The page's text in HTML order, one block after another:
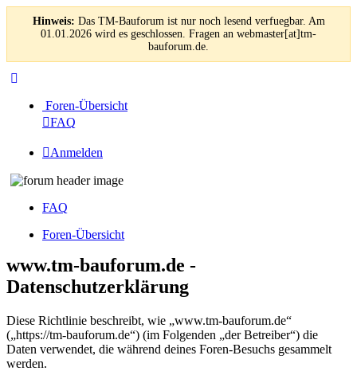
Hinweis: Das TM-Bauforum ist nur noch lesend verfuegbar. Am
01.01.2026 wird es geschlossen. Fragen an webmaster[at]tm-
bauforum.de.
Foren-Übersicht
FAQ
Anmelden
FAQ
Foren-Übersicht
www.tm-bauforum.de -
Datenschutzerklärung
Diese Richtlinie beschreibt, wie „www.tm-bauforum.de“
(„https://tm-bauforum.de“) (im Folgenden „der Betreiber“) die
Daten verwendet, die während deines Foren-Besuchs gesammelt
werden.